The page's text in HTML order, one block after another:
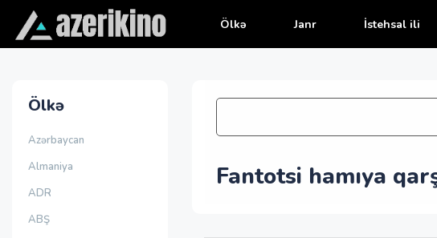
Ölkə Janr İstehsal ili
Ölkə
Azərbaycan
Almaniya
ADR
ABŞ
Fantotsi hamıya